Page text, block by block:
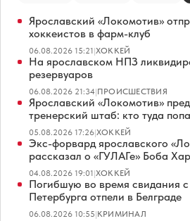
Ярославский «Локомотив»
хоккеистов в фарм-клуб
06.08.2026 15:21|ХОККЕЙ
На ярославском НПЗ
резервуаров
06.08.2026 21:34|ПРОИСШЕСТВИЯ
Ярославский «Локомотив»
тренерский штаб: кто туда
05.08.2026 17:26|ХОККЕЙ
Экс-форвард ярославского
рассказал о «ГУЛАГе» Боба
04.08.2026 19:01|ХОККЕЙ
Погибшую во время свидания с
Петербурга отпели в Белграде
06.08.2026 10:55|КРИМИНАЛ